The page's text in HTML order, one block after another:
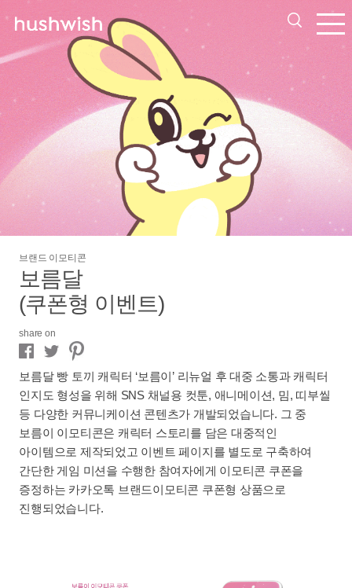
브랜드 이모티콘
보름달
(쿠폰형 이벤트)
share on
보름달 빵 토끼 캐릭터 ‘보름이’ 리뉴얼 후 대중 소통과 캐릭터
인지도 형성을 위해 SNS 채널용 컷툰, 애니메이션, 밈, 띠부씰
등 다양한 커뮤니케이션 콘텐츠가 개발되었습니다. 그 중
보름이 이모티콘은 캐릭터 스토리를 담은 대중적인
아이템으로 제작되었고 이벤트 페이지를 별도로 구축하여
간단한 게임 미션을 수행한 참여자에게 이모티콘 쿠폰을
증정하는 카카오톡 브랜드이모티콘 쿠폰형 상품으로
진행되었습니다.